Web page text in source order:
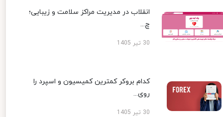
انقلاب در مدیریت مراکز سلامت و زیبایی؛
چ...
30 تیر 1405
کدام بروکر کمترین کمیسیون و اسپرد را
روی...
30 تیر 1405